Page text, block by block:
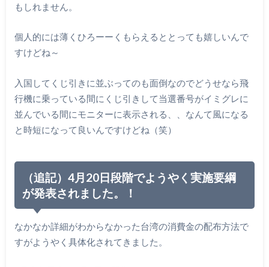
もしれません。
個人的には薄くひろーーくもらえるととっても嬉しいんで
すけどね～
入国してくじ引きに並ぶってのも面倒なのでどうせなら飛
行機に乗っている間にくじ引きして当選番号がイミグレに
並んでいる間にモニターに表示される、、なんて風になる
と時短になって良いんですけどね（笑）
（追記）4月20日段階でようやく実施要綱
が発表されました。！
なかなか詳細がわからなかった台湾の消費金の配布方法で
すがようやく具体化されてきました。